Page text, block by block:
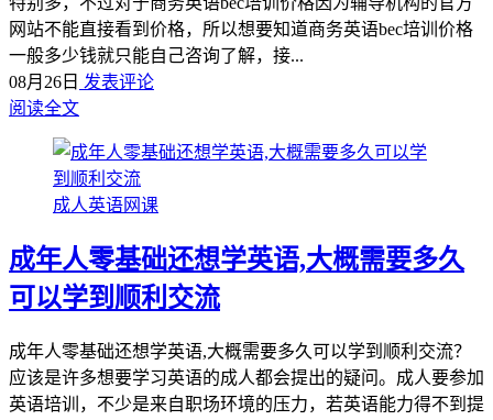
网站不能直接看到价格，所以想要知道商务英语bec培训价格
一般多少钱就只能自己咨询了解，接...
08月26日 发表评论
阅读全文
成人英语网课
成年人零基础还想学英语,大概需要多久
可以学到顺利交流
成年人零基础还想学英语,大概需要多久可以学到顺利交流？
应该是许多想要学习英语的成人都会提出的疑问。成人要参加
英语培训，不少是来自职场环境的压力，若英语能力得不到提